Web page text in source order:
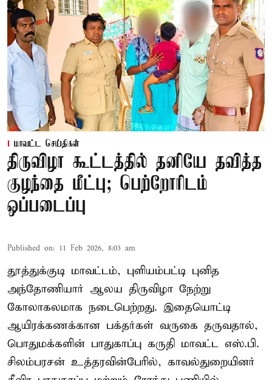
மாவட்ட செய்திகள்
திருவிழா கூட்டத்தில் தனியே தவித்த
குழந்தை மீட்பு; பெற்றோரிடம்
ஒப்படைப்பு
Published on: 11 Feb 2026, 8:03 am
தூத்துக்குடி மாவட்டம், புளியம்பட்டி புனித
அந்தோணியார் ஆலய திருவிழா நேற்று
கோலாகலமாக நடைபெற்றது. இதையொட்டி
ஆயிரக்கணக்கான பக்தர்கள் வருகை தருவதால்,
பொதுமக்களின் பாதுகாப்பு கருதி மாவட்ட எஸ்.பி.
சிலம்பரசன் உத்தரவின்பேரில், காவல்துறையினர்